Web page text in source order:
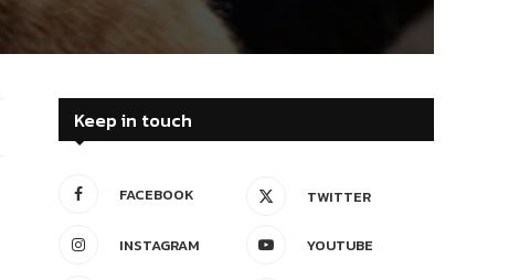
Keep in touch
FACEBOOK TWITTER
INSTAGRAM YOUTUBE